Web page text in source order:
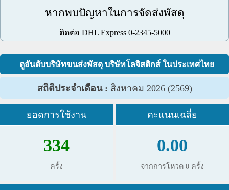
หากพบปัญหาในการจัดส่งพัสดุ
ติดต่อ DHL Express 0-2345-5000
ดูอันดับบริษัทขนส่งพัสดุ บริษัทโลจิสติกส์ ในประเทศไทย
สถิติประจำเดือน : สิงหาคม 2026 (2569)
ยอดการใช้งาน
334
ครั้ง
คะแนนเฉลี่ย
0.00
จากการโหวต 0 ครั้ง